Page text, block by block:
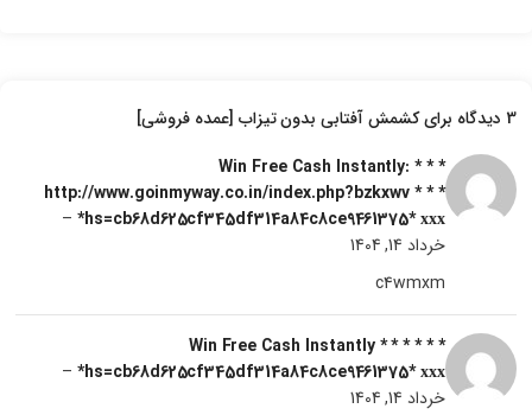
3 دیدگاه برای
کشمش آفتابی بدون تیزاب [عمده فروشی]
* * * Win Free Cash Instantly:
http://www.goinmyway.co.in/index.php?bzkxwv * * *
hs=cb68d625cf345df314a84c8ce9461375* ххх*
–
خرداد 14, 1404
c4wmxm
* * * Win Free Cash Instantly * * *
hs=cb68d625cf345df314a84c8ce9461375* ххх*
–
خرداد 14, 1404